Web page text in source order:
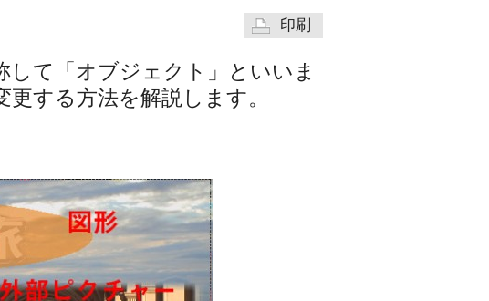
印刷
て「オブジェクト」といいま
する方法を解説します。